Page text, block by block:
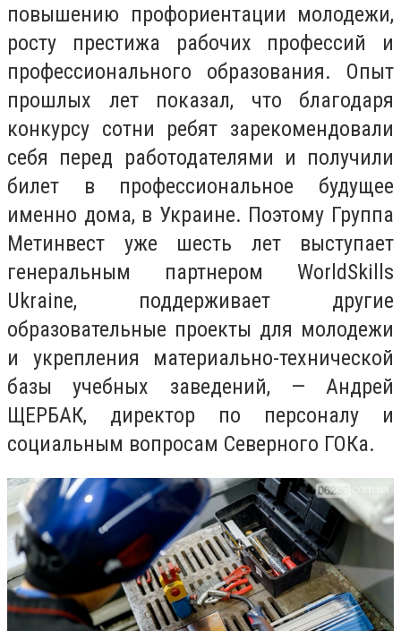
повышению профориентации молодежи,
росту престижа рабочих профессий и
профессионального образования. Опыт
прошлых лет показал, что благодаря
конкурсу сотни ребят зарекомендовали
себя перед работодателями и получили
билет в профессиональное будущее
именно дома, в Украине. Поэтому Группа
Метинвест уже шесть лет выступает
генеральным партнером WorldSkills
Ukraine, поддерживает другие
образовательные проекты для молодежи
и укрепления материально-технической
базы учебных заведений, — Андрей
ЩЕРБАК, директор по персоналу и
социальным вопросам Северного ГОКа.